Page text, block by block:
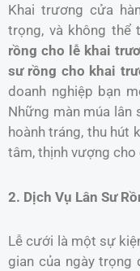
Khai trương cửa
trọng, và không thể
rồng cho lễ khai
sư rồng cho khai
doanh nghiệp bạn
Những màn múa
hoành tráng, thu hút
tâm, thịnh vượng cho
2. Dịch Vụ Lân Sư
Lễ cưới là một sự
gian của ngày trọng